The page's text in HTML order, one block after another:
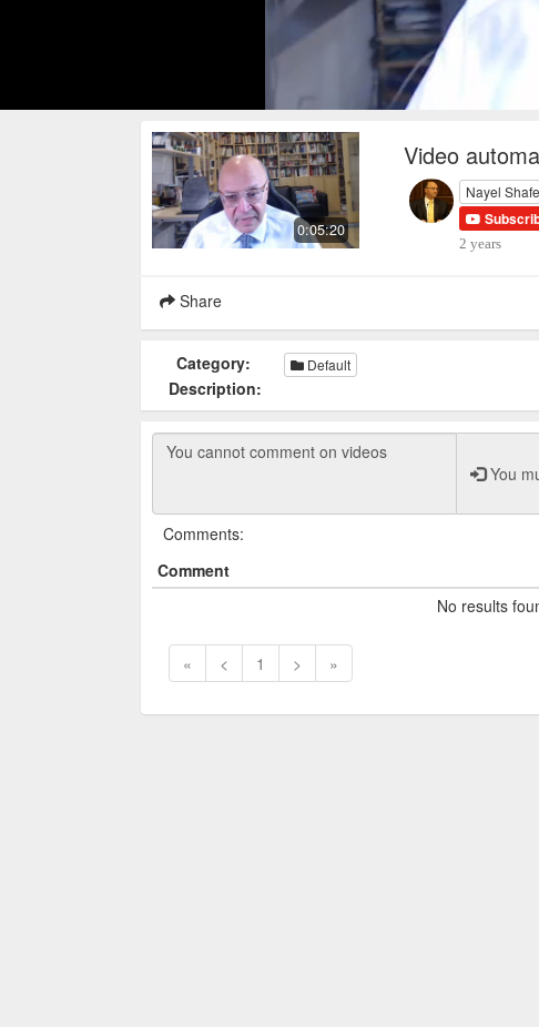
0:05:20
Video
Nayel
2 years
Share
Category: Default
Description:
You
Comments:
Comment
No results
« < 1 > »